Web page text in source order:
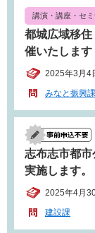
講演・講座・セ
都城広域移
催いたします
2025年3月4
みなと振興課
志布志市都
実施します。
2025年4月
建設課